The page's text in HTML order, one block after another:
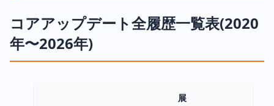
コアアップデート全履歴一覧表(2020
年〜2026年)
展